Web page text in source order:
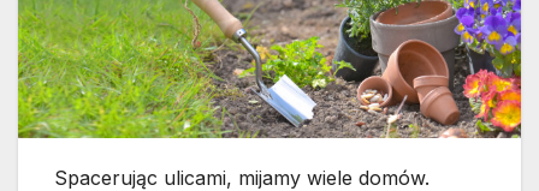
Spacerując ulicami, mijamy wiele domów.